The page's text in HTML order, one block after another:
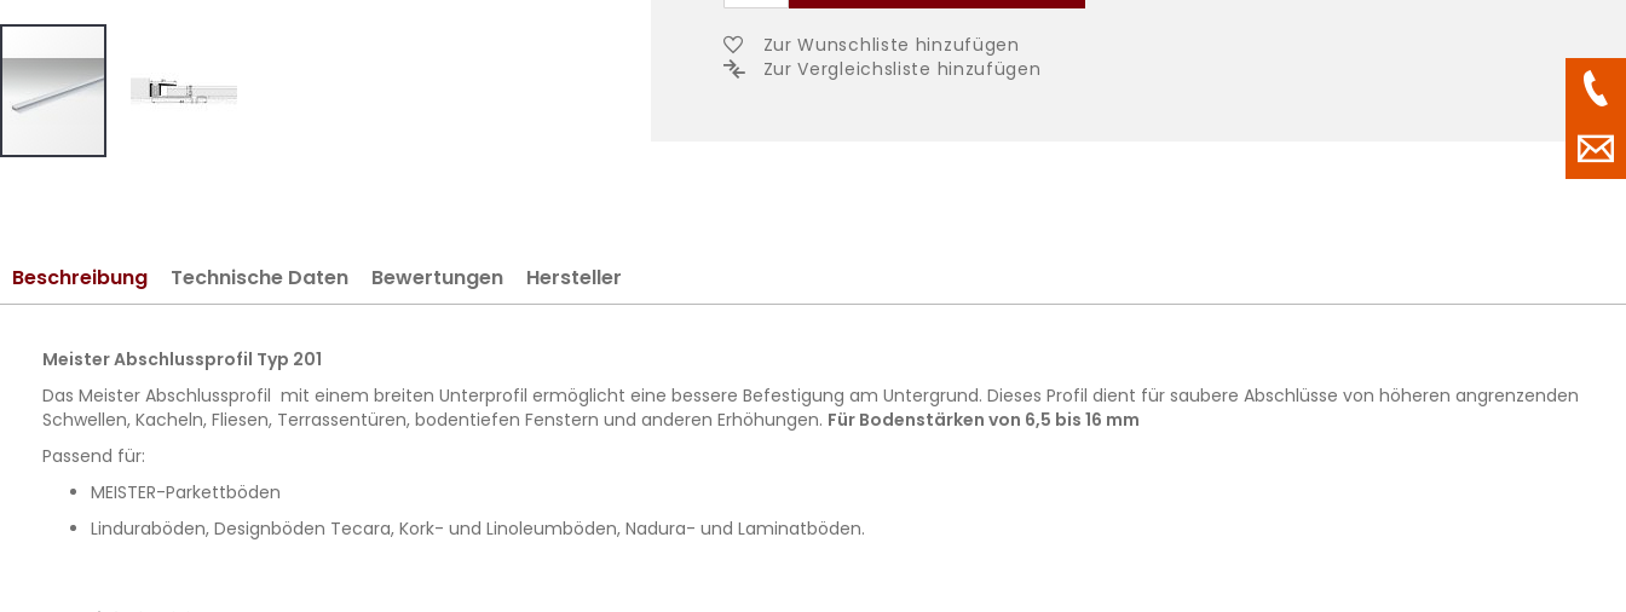
Bildergalerie
springen
Zur Wunschliste hinzufügen
Zur Vergleichsliste hinzufügen
Beschreibung
Meister Abschlussprofil Typ 201
Das Meister Abschlussprofil mit einem breiten Unterprofil ermöglicht eine bessere Befestigung am Untergrund. Dieses Profil dient für saubere Abschlüsse von höheren angrenzenden
Schwellen, Kacheln, Fliesen, Terrassentüren, bodentiefen Fenstern und anderen Erhöhungen. Für Bodenstärken von 6,5 bis 16 mm
Passend für:
MEISTER-Parkettböden
Linduraböden, Designböden Tecara, Kork- und Linoleumböden, Nadura- und Laminatböden.
Technische Daten Bewertungen Hersteller